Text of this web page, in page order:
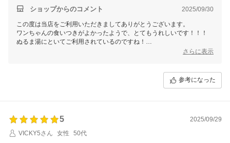
ショップからのコメント 2025/09/30
この度は当店をご利用いただきましてありがとうございます。
ワンちゃんの食いつきがよかったようで、とてもうれしいです！！！
ぬるま湯にといてご利用されているのですね！
さらに表示
参考になった
5
2025/09/29
VICKY5さん
女性 50代